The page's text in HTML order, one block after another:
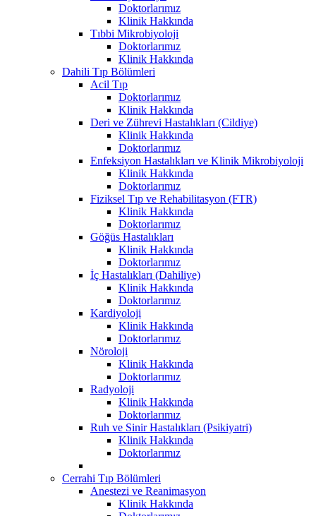
Doktorlarımız
Klinik Hakkında
Tıbbi Mikrobiyoloji
Doktorlarımız
Klinik Hakkında
Dahili Tıp Bölümleri
Acil Tıp
Doktorlarımız
Klinik Hakkında
Deri ve Zührevi Hastalıkları (Cildiye)
Klinik Hakkında
Doktorlarımız
Enfeksiyon Hastalıkları ve Klinik Mikrobiyoloji
Klinik Hakkında
Doktorlarımız
Fiziksel Tıp ve Rehabilitasyon (FTR)
Klinik Hakkında
Doktorlarımız
Göğüs Hastalıkları
Klinik Hakkında
Doktorlarımız
İç Hastalıkları (Dahiliye)
Klinik Hakkında
Doktorlarımız
Kardiyoloji
Klinik Hakkında
Doktorlarımız
Nöroloji
Klinik Hakkında
Doktorlarımız
Radyoloji
Klinik Hakkında
Doktorlarımız
Ruh ve Sinir Hastalıkları (Psikiyatri)
Klinik Hakkında
Doktorlarımız
Cerrahi Tıp Bölümleri
Anestezi ve Reanimasyon
Klinik Hakkında